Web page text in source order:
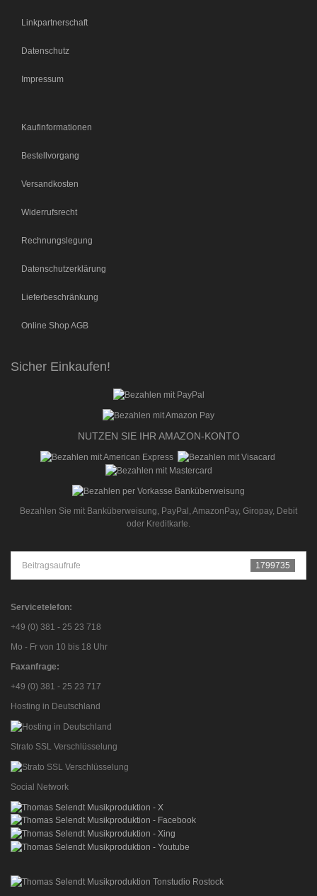
Linkpartnerschaft
Datenschutz
Impressum
Kaufinformationen
Bestellvorgang
Versandkosten
Widerrufsrecht
Rechnungslegung
Datenschutzerklärung
Lieferbeschränkung
Online Shop AGB
Sicher Einkaufen!
NUTZEN SIE IHR AMAZON-KONTO
Bezahlen Sie mit Banküberweisung, PayPal, AmazonPay, Giropay, Debit
oder Kreditkarte.
Beitragsaufrufe 1799735
Servicetelefon:
+49 (0) 381 - 25 23 718
Mo - Fr von 10 bis 18 Uhr
Faxanfrage:
+49 (0) 381 - 25 23 717
Hosting in Deutschland
Strato SSL Verschlüsselung
Social Network